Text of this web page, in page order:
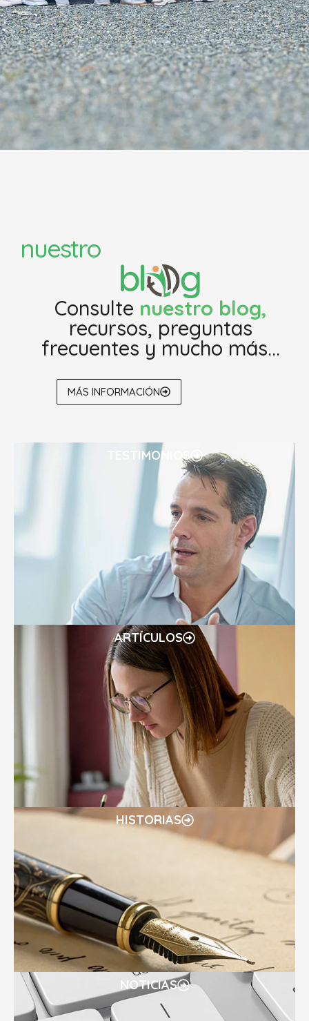
nuestro
Consulte nuestro blog,
recursos, preguntas
frecuentes y mucho más...
MÁS INFORMACIÓN
TESTIMONIOS
ARTÍCULOS
HISTORIAS
NOTICIAS